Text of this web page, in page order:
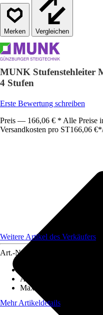
Vergleichen
MUNK Stufenstehleiter
4 Stufen
Erste Bewertung schreiben
Preis — 166,06 € * Alle Preise
Versandkosten pro ST166,06 €*
Weitere Artikel des Verkäufers
Art.-Nr.
Arbeitshöhe
Maximales
Mehr Artikeldetails